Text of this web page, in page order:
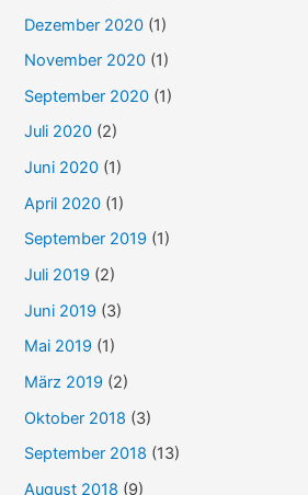
Dezember 2020 (1)
November 2020 (1)
September 2020 (1)
Juli 2020 (2)
Juni 2020 (1)
April 2020 (1)
September 2019 (1)
Juli 2019 (2)
Juni 2019 (3)
Mai 2019 (1)
März 2019 (2)
Oktober 2018 (3)
September 2018 (13)
August 2018 (9)